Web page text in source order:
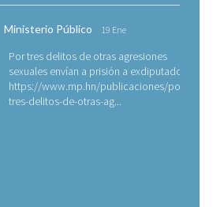
Ministerio Público 19 Ene
Por tres delitos de otras agresiones
sexuales envían a prisión a exdiputado
https://www.mp.hn/publicaciones/por-
tres-delitos-de-otras-ag...